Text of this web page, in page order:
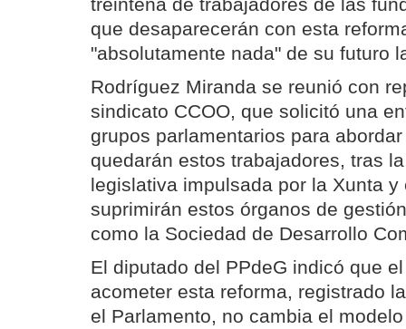
treintena de trabajadores de las
que desaparecerán con esta
"absolutamente nada" de su futuro
Rodríguez Miranda se reunió con
sindicato CCOO, que solicitó una
grupos parlamentarios para
quedarán estos trabajadores, tras
legislativa impulsada por la Xunta y
suprimirán estos órganos de
como la Sociedad de Desarrollo
El diputado del PPdeG indicó que
acometer esta reforma, registrado
el Parlamento, no cambia el